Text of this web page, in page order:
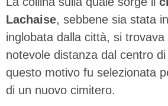
Lachaise, sebbene sia stata
inglobata dalla città, si
notevole distanza dal centro
questo motivo fu selezionata
di un nuovo cimitero.